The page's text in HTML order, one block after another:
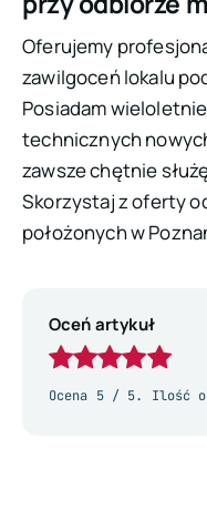
Oferujemy
zawilgoceń lokalu
Posiadam
technicznych
zawsze chętnie
Skorzystaj z oferty
położonych w
Oceń artykuł
Ocena 5/ 5. Ilość